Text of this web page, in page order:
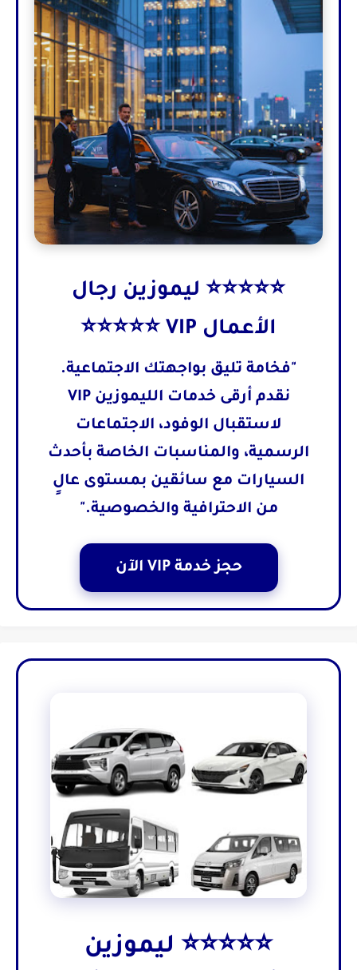
⭐⭐⭐⭐⭐ ليموزين رجال
الأعمال VIP ⭐⭐⭐⭐⭐
"فخامة تليق بواجهتك الاجتماعية.
نقدم أرقى خدمات الليموزين VIP
لاستقبال الوفود، الاجتماعات
الرسمية، والمناسبات الخاصة بأحدث
السيارات مع سائقين بمستوى عالٍ
من الاحترافية والخصوصية."
حجز خدمة VIP الآن
⭐⭐⭐⭐⭐ ليموزين